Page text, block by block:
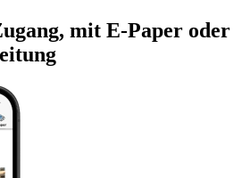
mit E-Paper oder